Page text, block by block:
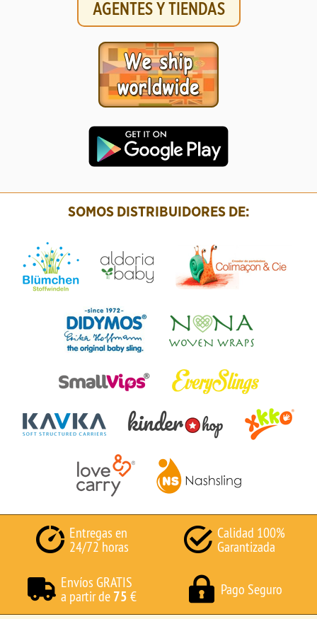
AGENTES Y TIENDAS
SOMOS DISTRIBUIDORES DE:
Entregas en
24/72 horas
Calidad 100%
Garantizada
Envíos GRATIS
a partir de 75 € Pago Seguro